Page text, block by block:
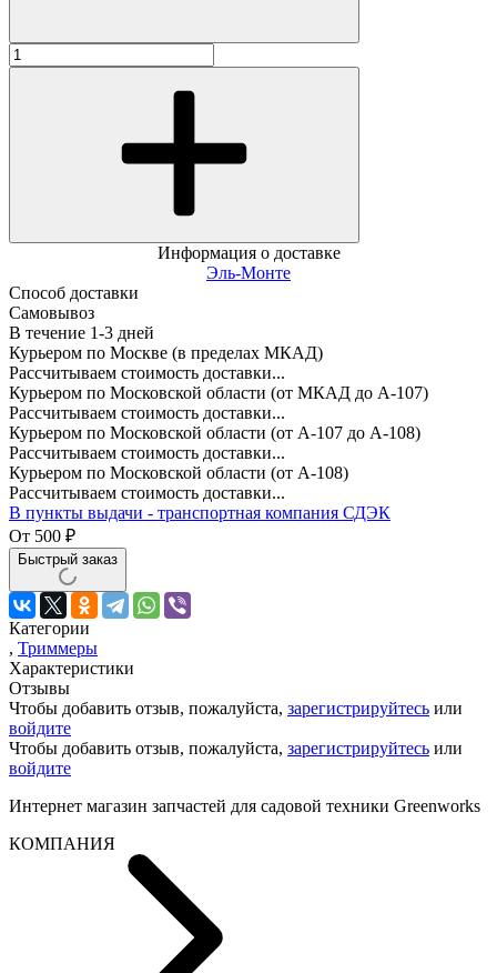
Информация о доставке
Эль-Монте
Способ доставки
Самовывоз
В течение 1-3 дней
Курьером по Москве (в пределах МКАД)
Рассчитываем стоимость доставки...
Курьером по Московской области (от МКАД до А-107)
Рассчитываем стоимость доставки...
Курьером по Московской области (от А-107 до А-108)
Рассчитываем стоимость доставки...
Курьером по Московской области (от А-108)
Рассчитываем стоимость доставки...
В пункты выдачи - транспортная компания СДЭК
От 500 ₽
Быстрый заказ
Категории
, Триммеры
Характеристики
Отзывы
Чтобы добавить отзыв, пожалуйста, зарегистрируйтесь или
войдите
Чтобы добавить отзыв, пожалуйста, зарегистрируйтесь или
войдите
Интернет магазин запчастей для садовой техники Greenworks
КОМПАНИЯ